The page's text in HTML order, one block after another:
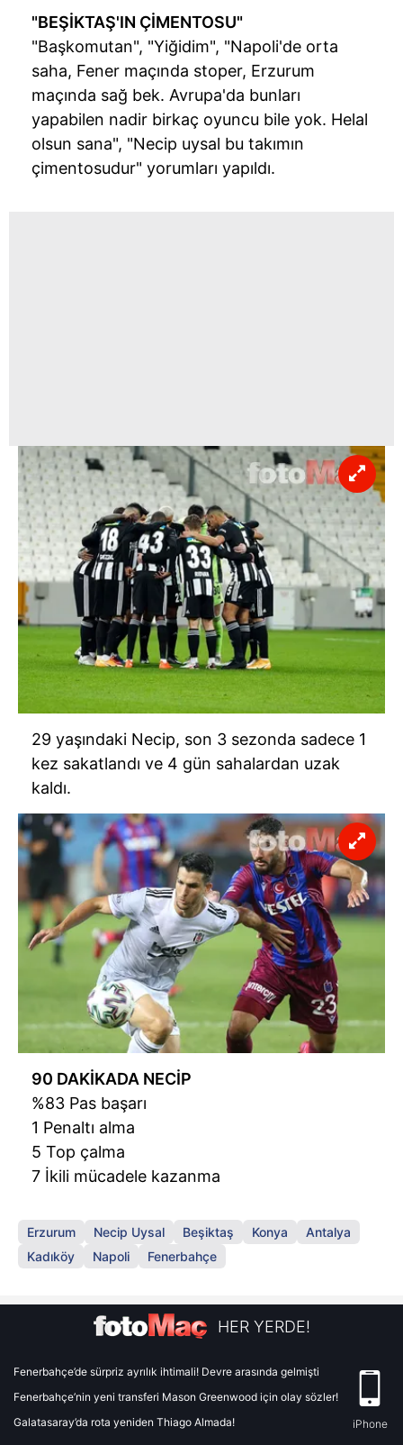
"BEŞİKTAŞ'IN ÇİMENTOSU"
"Başkomutan", "Yiğidim", "Napoli'de orta
saha, Fener maçında stoper, Erzurum
maçında sağ bek. Avrupa'da bunları
yapabilen nadir birkaç oyuncu bile yok. Helal
olsun sana", "Necip uysal bu takımın
çimentosudur" yorumları yapıldı.
29 yaşındaki Necip, son 3 sezonda sadece 1
kez sakatlandı ve 4 gün sahalardan uzak
kaldı.
90 DAKİKADA NECİP
%83 Pas başarı
1 Penaltı alma
5 Top çalma
7 İkili mücadele kazanma
Erzurum Necip Uysal Beşiktaş Konya
Antalya
Kadıköy
Napoli Fenerbahçe
HER YERDE!
Fenerbahçe’de sürpriz ayrılık ihtimali! Devre arasında gelmişti
Fenerbahçe’nin yeni transferi Mason Greenwood için olay sözler!
Galatasaray’da rota yeniden Thiago Almada!
iPhone